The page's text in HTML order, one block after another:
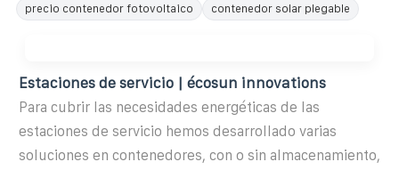
precio contenedor fotovoltaico
contenedor solar plegable
Estaciones de servicio | écosun innovations
Para cubrir las necesidades energéticas de las
estaciones de servicio hemos desarrollado varias
soluciones en contenedores, con o sin almacenamiento,